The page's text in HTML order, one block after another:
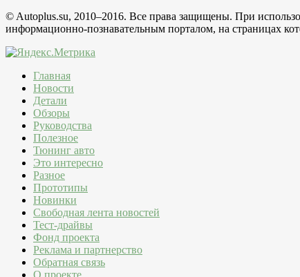
© Autoplus.su, 2010–2016. Все права защищены. При
информационно-познавательным порталом, на страницах
Главная
Новости
Детали
Обзоры
Руководства
Полезное
Тюнинг авто
Это интересно
Разное
Прототипы
Новинки
Свободная лента новостей
Тест-драйвы
Фонд проекта
Реклама и партнерство
Обратная связь